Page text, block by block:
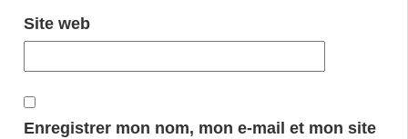
Site web
Enregistrer mon nom, mon e-mail et mon site